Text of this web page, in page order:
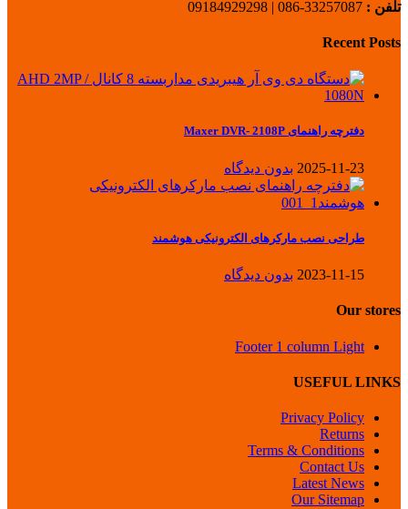
تلفن : 33257087-086 | 09184929298
Recent Posts
دفترچه راهنمای Maxer DVR- 2108P
2025-11-23 بدون دیدگاه
طراحی نصب مارکرهای الکترونیکی هوشمند
2023-11-15 بدون دیدگاه
Our stores
Footer 1 column Light
USEFUL LINKS
Privacy Policy
Returns
Terms & Conditions
Contact Us
Latest News
Our Sitemap